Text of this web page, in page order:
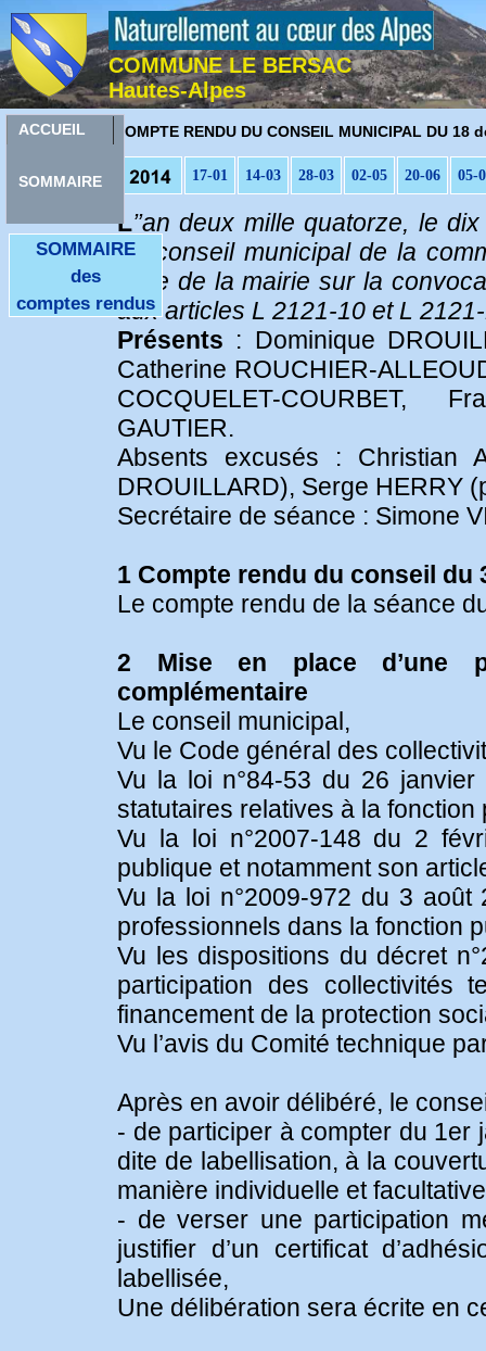
COMMUNE LE BERSAC
Hautes-Alpes
ACCUEIL
SOMMAIRE
OMPTE RENDU DU CONSEIL MUNICIPAL DU 18
SOMMAIRE
des
comptes rendus
17-01 14-03 28-03 02-05 20-06 05-
L’’an deux mille quatorze, le
du conseil municipal de la
salle de la mairie sur la
aux articles L 2121-10 et L
Présents : Dominique
Catherine ROUCHIER-
COCQUELET-COURBET,
GAUTIER.
Absents excusés : Christian
DROUILLARD), Serge HERRY
Secrétaire de séance : Simone
1 Compte rendu du conseil du
Le compte rendu de la séance
2 Mise en place d’une
complémentaire
Le conseil municipal,
Vu le Code général des
Vu la loi n°84-53 du 26
statutaires relatives à la fonction
Vu la loi n°2007-148 du 2
publique et notamment son
Vu la loi n°2009-972 du 3
professionnels dans la fonction
Vu les dispositions du décret
participation des collectivités
financement de la protection
Vu l’avis du Comité technique
Après en avoir délibéré, le
- de participer à compter du 1er
dite de labellisation, à la
manière individuelle et
- de verser une participation
justifier d’un certificat
labellisée,
Une délibération sera écrite en